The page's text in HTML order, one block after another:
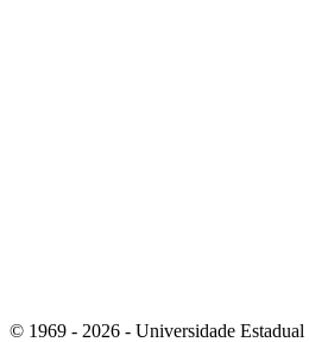
© 1969 - 2026 - Universidade Estadual